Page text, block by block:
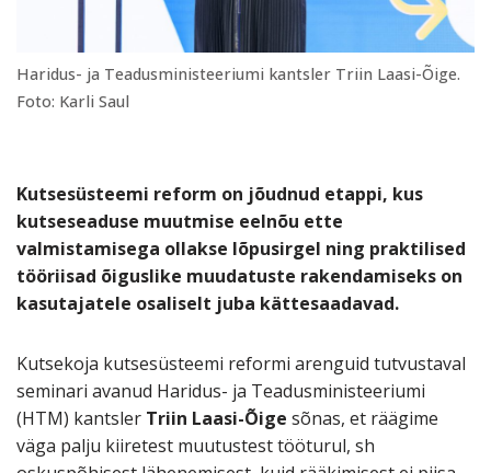
Haridus- ja Teadusministeeriumi kantsler Triin Laasi-Õige.
Foto: Karli Saul
Kutsesüsteemi reform on jõudnud etappi, kus
kutseseaduse muutmise eelnõu ette
valmistamisega ollakse lõpusirgel ning praktilised
tööriisad õiguslike muudatuste rakendamiseks on
kasutajatele osaliselt juba kättesaadavad.
Kutsekoja kutsesüsteemi reformi arenguid tutvustaval
seminari avanud Haridus- ja Teadusministeeriumi
(HTM) kantsler Triin Laasi-Õige sõnas, et räägime
väga palju kiiretest muutustest tööturul, sh